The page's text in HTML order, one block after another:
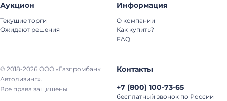
© 2018-2026 ООО «Газпромбанк
Автолизинг».
Все права защищены.
Аукцион
Текущие торги
Ожидают решения
Информация
О компании
Как купить?
FAQ
Контакты
+7 (800) 100-73-65
бесплатный звонок по России